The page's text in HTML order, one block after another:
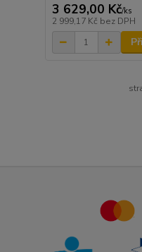
3 629,00 Kč/ks
2 999,17 Kč bez DPH